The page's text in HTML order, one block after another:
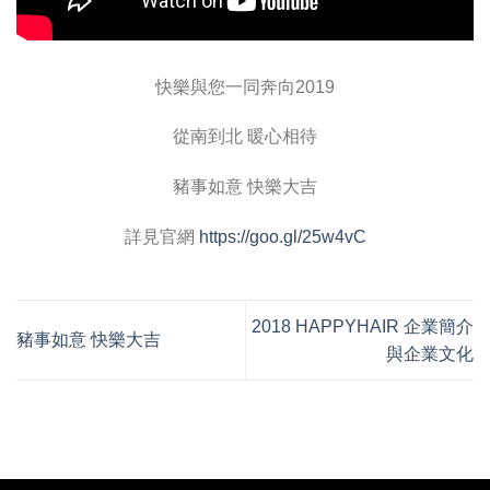
快樂與您一同奔向2019
從南到北 暖心相待
豬事如意 快樂大吉
詳見官網 https://goo.gl/25w4vC
豬事如意 快樂大吉
2018 HAPPYHAIR 企業簡介
與企業文化